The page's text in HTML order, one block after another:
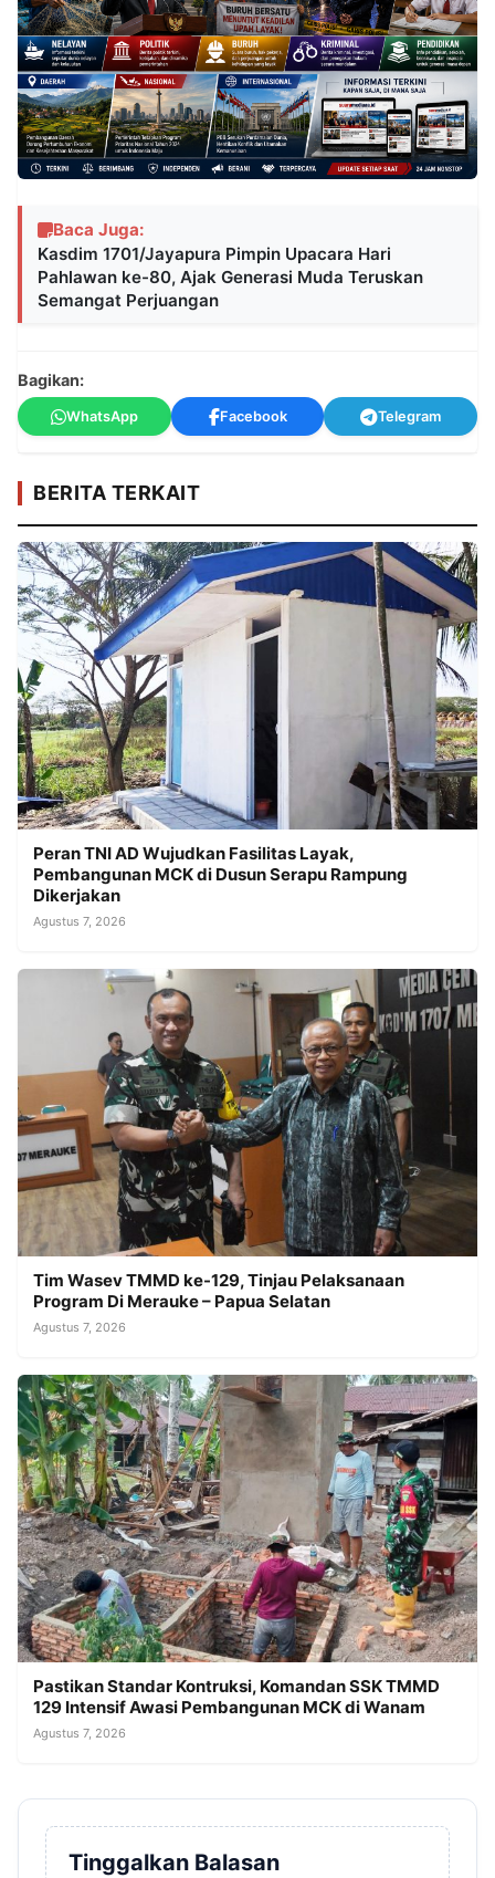
Baca Juga:
Kasdim 1701/Jayapura Pimpin Upacara Hari
Pahlawan ke-80, Ajak Generasi Muda Teruskan
Semangat Perjuangan
Bagikan:
WhatsApp Facebook Telegram
BERITA TERKAIT
Peran TNI AD Wujudkan Fasilitas Layak,
Pembangunan MCK di Dusun Serapu Rampung
Dikerjakan
Agustus 7, 2026
Tim Wasev TMMD ke-129, Tinjau Pelaksanaan
Program Di Merauke – Papua Selatan
Agustus 7, 2026
Pastikan Standar Kontruksi, Komandan SSK TMMD
129 Intensif Awasi Pembangunan MCK di Wanam
Agustus 7, 2026
Tinggalkan Balasan